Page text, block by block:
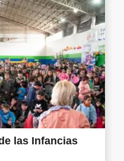
las Infancias